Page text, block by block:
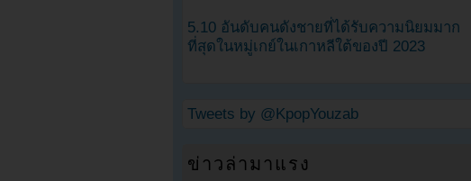
5.10 อันดับคนดังชายที่ได้รับความนิยมมาก
ที่สุดในหมู่เกย์ในเกาหลีใต้ของปี 2023
Tweets by @KpopYouzab
ข่าวล่ามาแรง